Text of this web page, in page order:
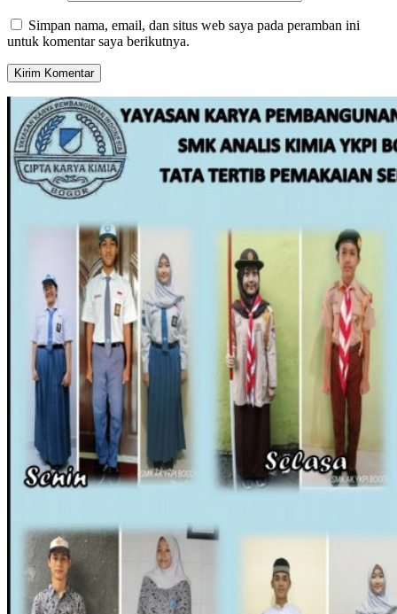
Simpan nama, email, dan situs web saya pada peramban ini
untuk komentar saya berikutnya.